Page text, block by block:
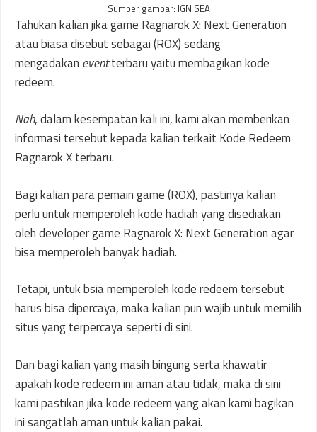
Sumber gambar: IGN SEA
Tahukan kalian jika game Ragnarok X: Next Generation
atau biasa disebut sebagai (ROX) sedang
mengadakan eventterbaru yaitu membagikan kode
redeem.
Nah, dalam kesempatan kali ini, kami akan memberikan
informasi tersebut kepada kalian terkait Kode Redeem
Ragnarok X terbaru.
Bagi kalian para pemain game (ROX), pastinya kalian
perlu untuk memperoleh kode hadiah yang disediakan
oleh developer game Ragnarok X: Next Generation agar
bisa memperoleh banyak hadiah.
Tetapi, untuk bsia memperoleh kode redeem tersebut
harus bisa dipercaya, maka kalian pun wajib untuk memilih
situs yang terpercaya seperti di sini.
Dan bagi kalian yang masih bingung serta khawatir
apakah kode redeem ini aman atau tidak, maka di sini
kami pastikan jika kode redeem yang akan kami bagikan
ini sangatlah aman untuk kalian pakai.